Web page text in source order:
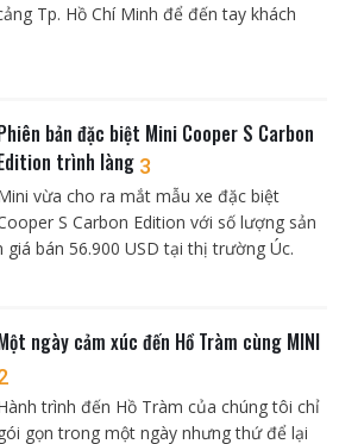
Tp. Hồ Chí Minh để đến tay khách
bản đặc biệt Mini Cooper S Carbon
trình làng 3
vừa cho ra mắt mẫu xe đặc biệt
S Carbon Edition với số lượng sản
bán 56.900 USD tại thị trường Úc.
ngày cảm xúc đến Hồ Tràm cùng MINI
trình đến Hồ Tràm của chúng tôi chỉ
gọn trong một ngày nhưng thứ để lại